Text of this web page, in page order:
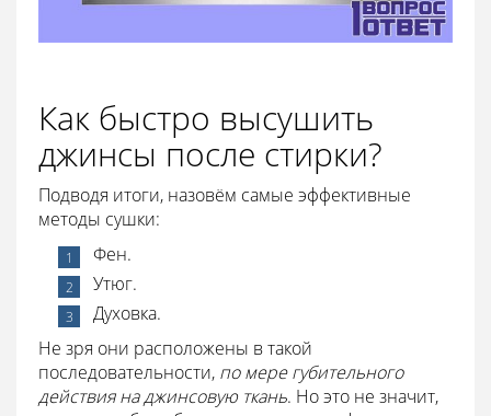
Как быстро высушить
джинсы после стирки?
Подводя итоги, назовём самые эффективные
методы сушки:
Фен.
Утюг.
Духовка.
Не зря они расположены в такой
последовательности, по мере губительного
действия на джинсовую ткань. Но это не значит,